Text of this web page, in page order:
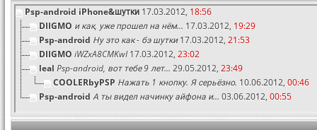
Psp-android iPhone&шутки 17.03.2012, 18:56
DIIGMO и как, уже прошел на нём... 17.03.2012, 19:29
Psp-android Ну это как - бэ шутки17.03.2012, 21:53
DIIGMO iWZxA8CMKwI17.03.2012, 23:02
leal Psp-android, вот тебе 9 лет... 29.05.2012, 23:49
COOLERbyPSP Нажать 1 кнопку. Я серьёзно. 10.06.2012, 00:46
Psp-android А ты видел начинку айфона и... 03.06.2012, 00:55